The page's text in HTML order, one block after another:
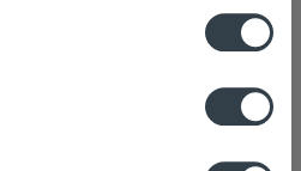
Grapefruitsaft aus Pink
konzentrierter
Zitrusaroma mit anderen